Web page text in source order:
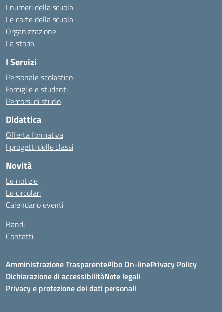
I numeri della scuola
Le carte della scuola
Organizzazione
La storia
I Servizi
Personale scolastico
Famiglie e studenti
Percorsi di studio
Didattica
Offerta formativa
I progetti delle classi
Novità
Le notizie
Le circolari
Calendario eventi
Bandi
Contatti
Amministrazione TrasparenteAlbo On-linePrivacy Policy
Dichiarazione di accessibilitàNote legali
Privacy e protezione dei dati personali